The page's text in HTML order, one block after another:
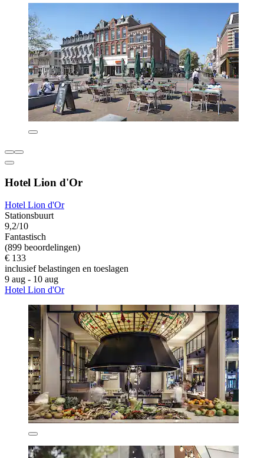
Hotel Lion d'Or
Hotel Lion d'Or
Stationsbuurt
9,2/10
Fantastisch
(899 beoordelingen)
€ 133
inclusief belastingen en toeslagen
9 aug - 10 aug
Hotel Lion d'Or